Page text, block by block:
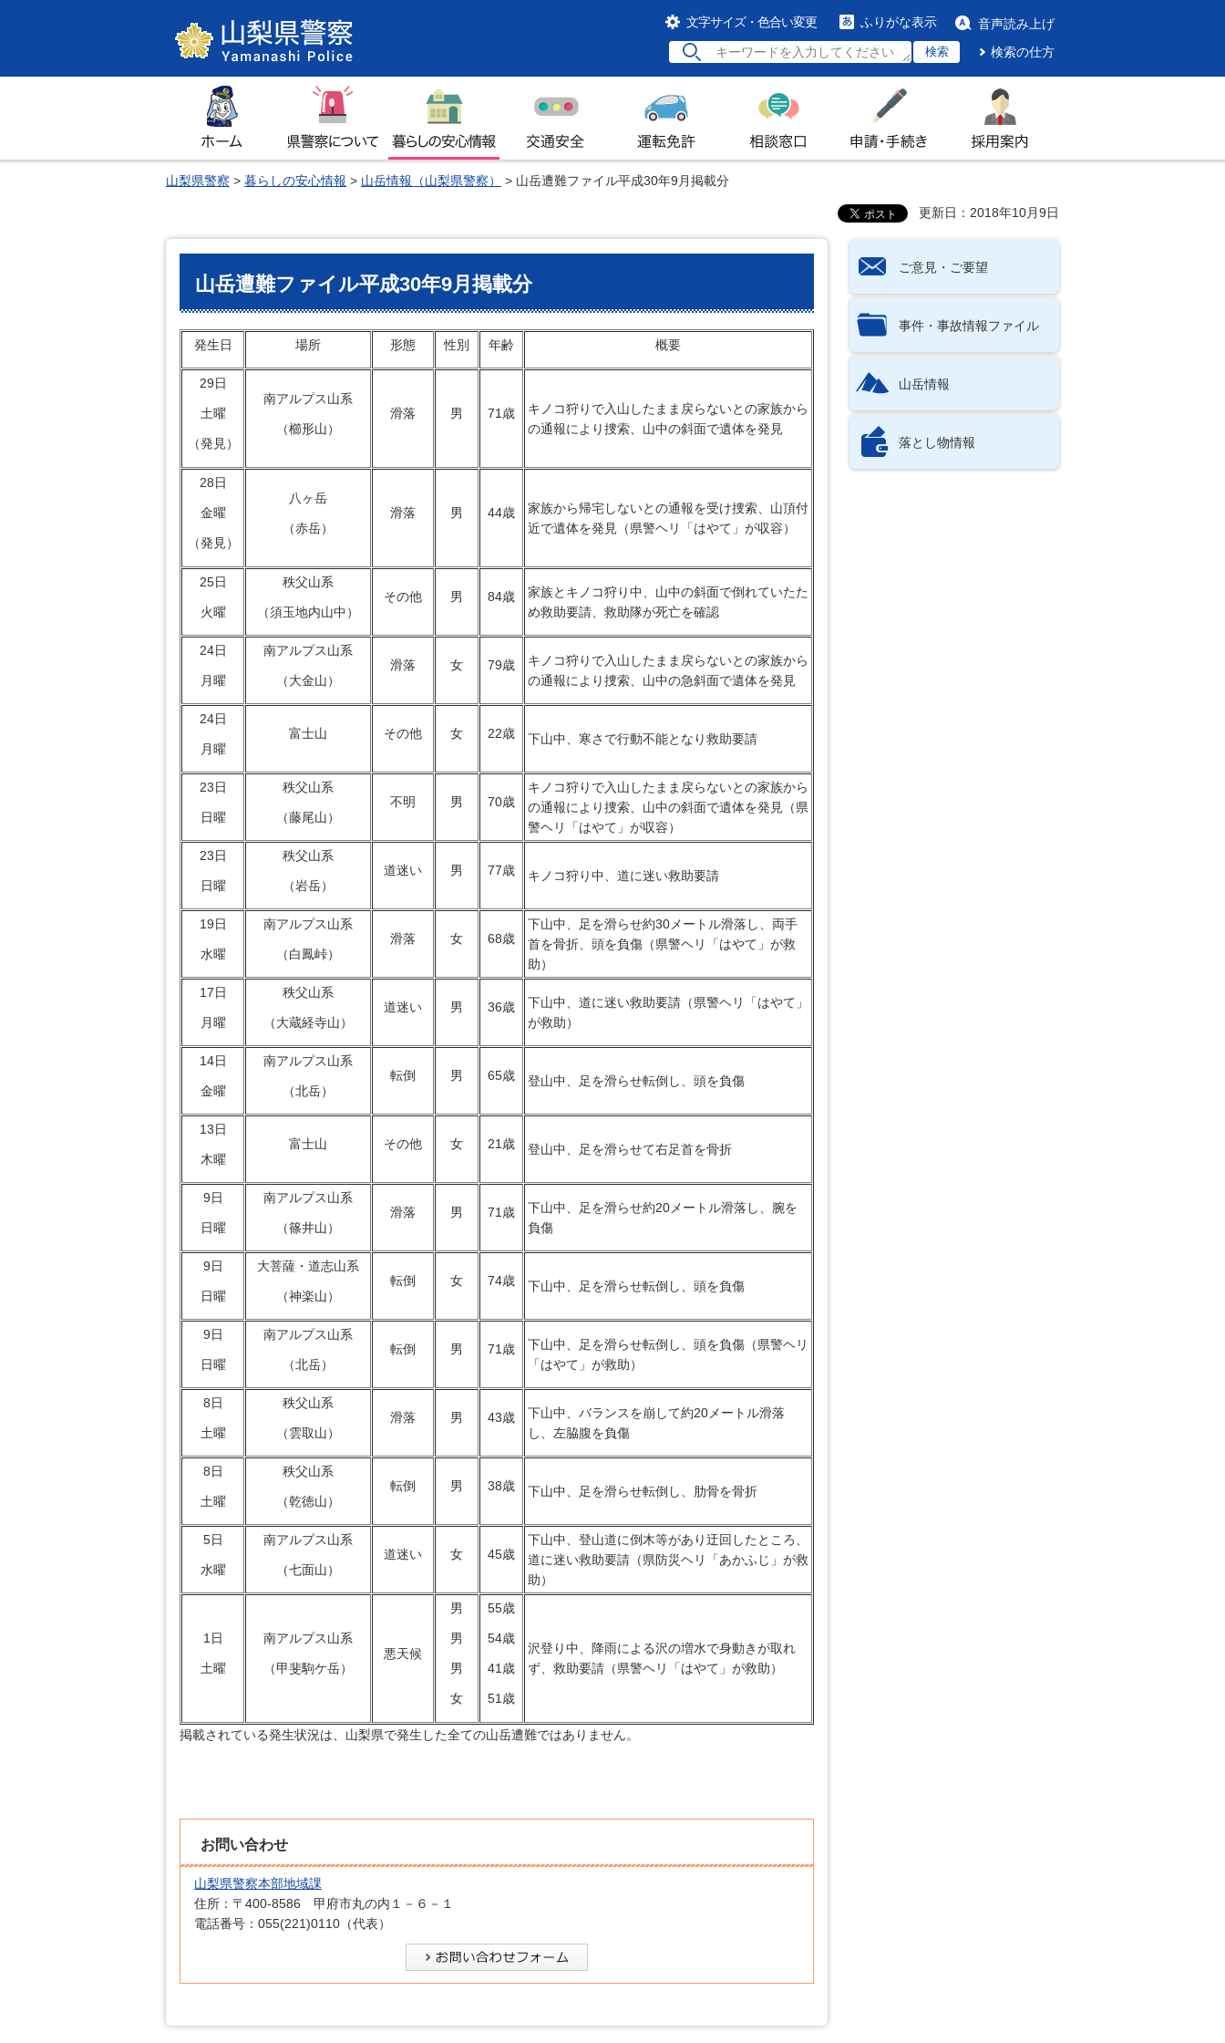
山梨県警察 文字サイズ・色合い変更 ふりがな表示 音声読み上げ
検索 検索の仕方
ホーム 県警察について 暮らしの安心情報 運転免許 相談窓口 申請・手続き 採用案内
山梨県警察 > 暮らしの安心情報 > 山岳情報（山梨県警察） > 山岳遭難ファイル平成30年9月掲載分
更新日：2018年10月9日
山岳遭難ファイル平成30年9月掲載分
発生日 場所 形態 性別 年齢 概要
29日
土曜
（発見）
南アルプス山系
（櫛形山）
滑落 男 71歳
キノコ狩りで入山したまま戻らないとの家族から
の通報により捜索、山中の斜面で遺体を発見
28日
金曜
（発見）
八ヶ岳
（赤岳）
滑落 男 44歳
家族から帰宅しないとの通報を受け捜索、山頂付
近で遺体を発見（県警ヘリ「はやて」が収容）
25日
火曜
秩父山系
（須玉地内山中）
その他 男 84歳
家族とキノコ狩り中、山中の斜面で倒れていたた
め救助要請、救助隊が死亡を確認
24日
月曜
南アルプス山系
（大金山）
滑落 女 79歳
キノコ狩りで入山したまま戻らないとの家族から
の通報により捜索、山中の急斜面で遺体を発見
24日
月曜
富士山 その他 女 22歳 下山中、寒さで行動不能となり救助要請
23日
日曜
秩父山系
（藤尾山）
不明 男 70歳
キノコ狩りで入山したまま戻らないとの家族から
の通報により捜索、山中の斜面で遺体を発見（県
警ヘリ「はやて」が収容）
23日
日曜
秩父山系
（岩岳）
道迷い 男 77歳 キノコ狩り中、道に迷い救助要請
19日
水曜
南アルプス山系
（白鳳峠）
滑落 女 68歳
下山中、足を滑らせ約30メートル滑落し、両手
首を骨折、頭を負傷（県警ヘリ「はやて」が救
助）
17日
月曜
秩父山系
（大蔵経寺山）
道迷い 男 36歳
下山中、道に迷い救助要請（県警ヘリ「はやて」
が救助）
14日
金曜
南アルプス山系
（北岳）
転倒 男 65歳 登山中、足を滑らせ転倒し、頭を負傷
13日
木曜
富士山 その他 女 21歳 登山中、足を滑らせて右足首を骨折
9日
日曜
南アルプス山系
（篠井山）
滑落 男 71歳
下山中、足を滑らせ約20メートル滑落し、腕を
負傷
9日
日曜
大菩薩・道志山系
（神楽山）
転倒 女 74歳 下山中、足を滑らせ転倒し、頭を負傷
9日
日曜
南アルプス山系
（北岳）
転倒 男 71歳
下山中、足を滑らせ転倒し、頭を負傷（県警ヘリ
「はやて」が救助）
8日
土曜
秩父山系
（雲取山）
滑落 男 43歳
下山中、バランスを崩して約20メートル滑落
し、左脇腹を負傷
8日
土曜
秩父山系
（乾徳山）
転倒 男 38歳 下山中、足を滑らせ転倒し、肋骨を骨折
5日
水曜
南アルプス山系
（七面山）
道迷い 女 45歳
下山中、登山道に倒木等があり迂回したところ、
道に迷い救助要請（県防災ヘリ「あかふじ」が救
助）
1日
土曜
南アルプス山系
（甲斐駒ケ岳）
悪天候
男
男
男
女
55歳
54歳
41歳
51歳
沢登り中、降雨による沢の増水で身動きが取れ
ず、救助要請（県警ヘリ「はやて」が救助）
掲載されている発生状況は、山梨県で発生した全ての山岳遭難ではありません。
お問い合わせ
山梨県警察本部地域課
住所：〒400-8586 甲府市丸の内１－６－１
電話番号：055(221)0110（代表）
ご意見・ご要望
事件・事故情報ファイル
山岳情報
落とし物情報